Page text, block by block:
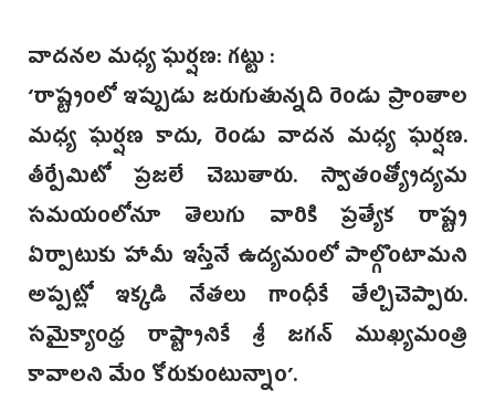
వాదనల మధ్య ఘర్షణ: గట్టు :
‘రాష్ట్రంలో ఇప్పుడు జరుగుతున్నది రెండు ప్రాంతాల
మధ్య ఘర్షణ కాదు, రెండు వాదన మధ్య ఘర్షణ.
తీర్పేమిటో ప్రజలే చెబుతారు. స్వాతంత్య్రోద్యమ
సమయంలోనూ తెలుగు వారికి ప్రత్యేక రాష్ట్ర
ఏర్పాటుకు హామీ ఇస్తేనే ఉద్యమంలో పాల్గొంటామని
అప్పట్లో ఇక్కడి నేతలు గాంధీకే తేల్చిచెప్పారు.
సమైక్యాంధ్ర రాష్ట్రానికే శ్రీ జగన్ ముఖ్యమంత్రి
కావాలని మేం కోరుకుంటున్నాం’.